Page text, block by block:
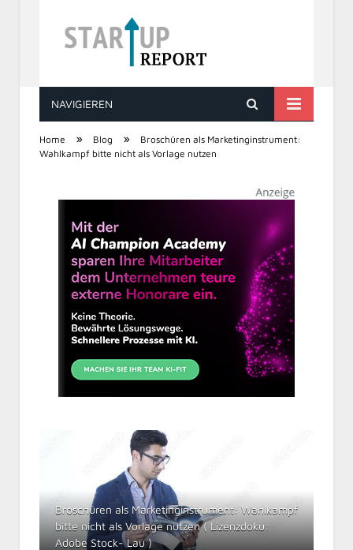
STARTUP REPORT
NAVIGIEREN
Home » Blog »
Broschüren als Marketinginstrument:
Wahlkampf bitte nicht als Vorlage nutzen
Broschüren als Marketinginstrument: Wahlkampf
bitte nicht als Vorlage nutzen ( Lizenzdoku:
Adobe Stock- Lau )